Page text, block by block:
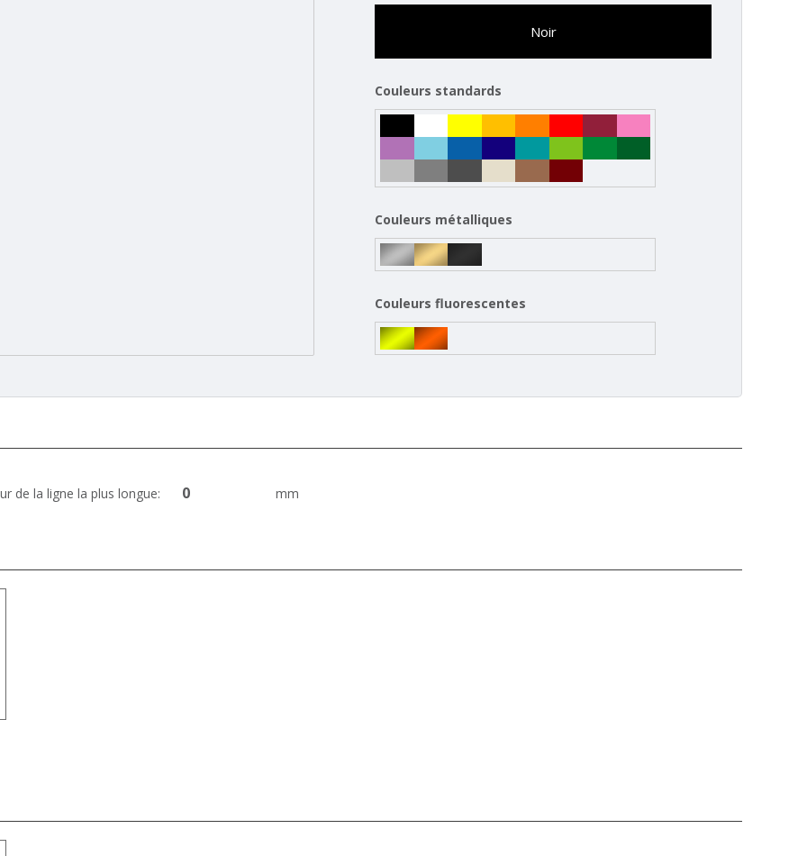
Noir
Couleurs standards
Couleurs métalliques
Couleurs fluorescentes
de la ligne la plus longue: mm